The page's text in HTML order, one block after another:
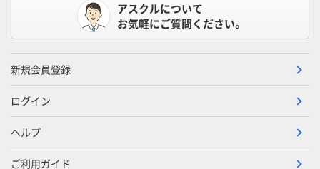
アスクルについて
お気軽にご質問ください。
新規会員登録
ログイン
ヘルプ
ご利用ガイド